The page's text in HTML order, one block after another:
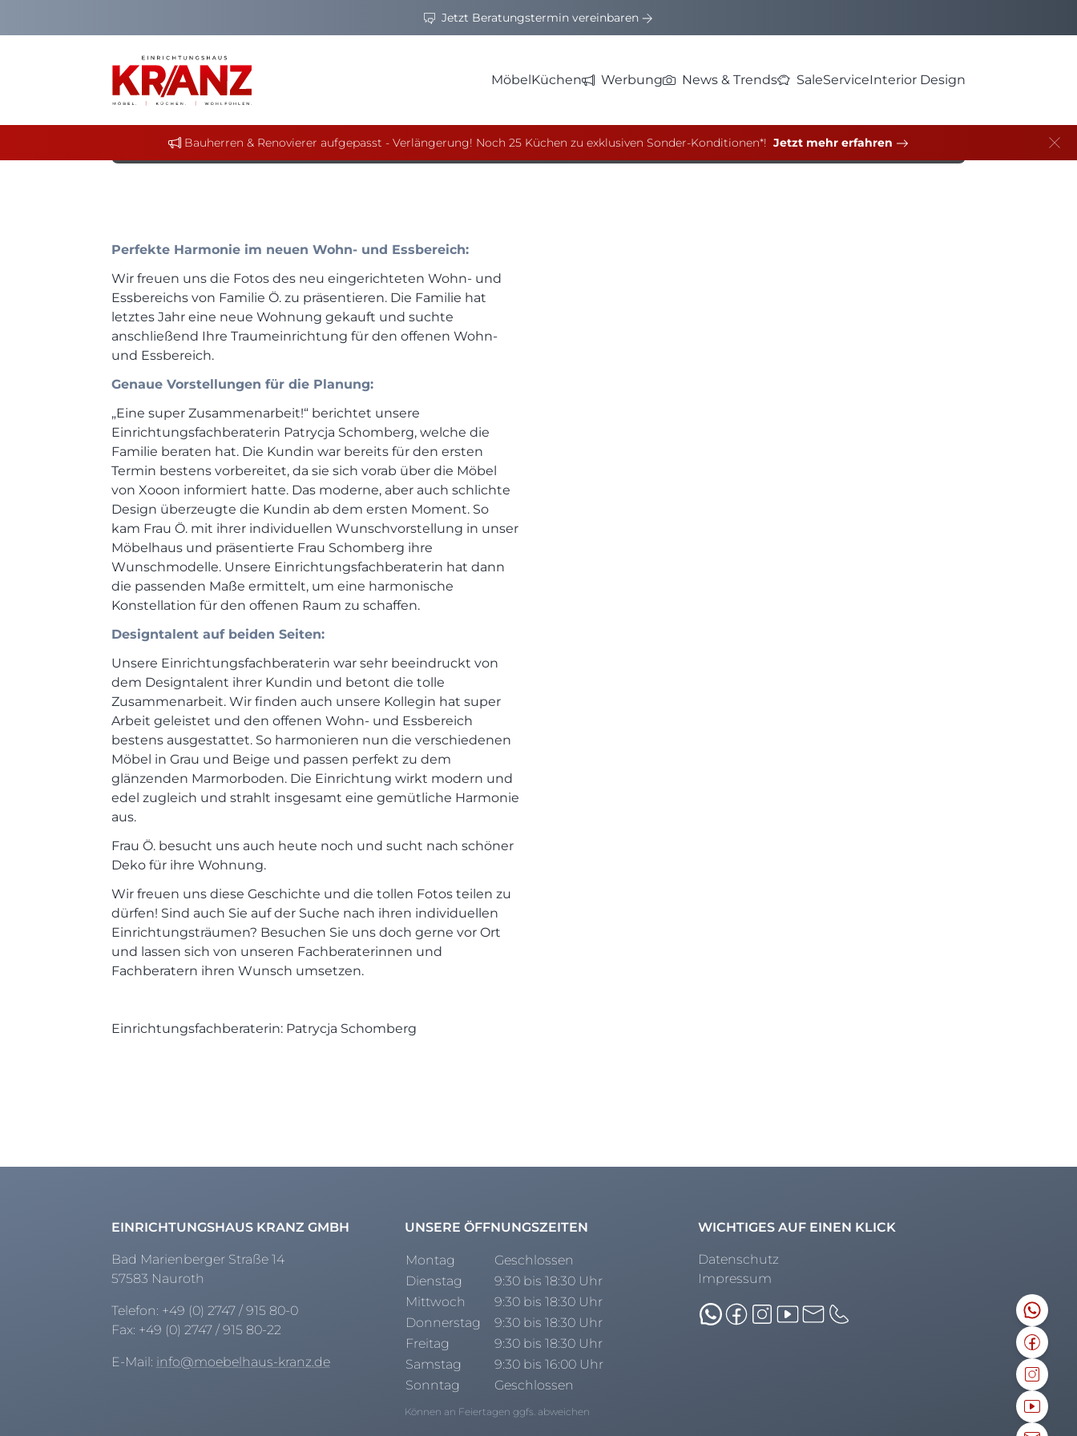
Jetzt Beratungstermin vereinbaren
MöbelKüchen Werbung News & Trends SaleServiceInterior Design
Bauherren & Renovierer aufgepasst - Verlängerung! Noch 25 Küchen zu exklusiven Sonder-Konditionen*! Jetzt mehr erfahren
8. November 2023
Wohntraum in Grau, Beige & Marmor
Perfekte Harmonie im neuen Wohn- und Essbereich:
Wir freuen uns die Fotos des neu eingerichteten Wohn- und
Essbereichs von Familie Ö. zu präsentieren. Die Familie hat
letztes Jahr eine neue Wohnung gekauft und suchte
anschließend Ihre Traumeinrichtung für den offenen Wohn-
und Essbereich.
Genaue Vorstellungen für die Planung:
„Eine super Zusammenarbeit!“ berichtet unsere
Einrichtungsfachberaterin Patrycja Schomberg, welche die
Familie beraten hat. Die Kundin war bereits für den ersten
Termin bestens vorbereitet, da sie sich vorab über die Möbel
von Xooon informiert hatte. Das moderne, aber auch schlichte
Design überzeugte die Kundin ab dem ersten Moment. So
kam Frau Ö. mit ihrer individuellen Wunschvorstellung in unser
Möbelhaus und präsentierte Frau Schomberg ihre
Wunschmodelle. Unsere Einrichtungsfachberaterin hat dann
die passenden Maße ermittelt, um eine harmonische
Konstellation für den offenen Raum zu schaffen.
Designtalent auf beiden Seiten:
Unsere Einrichtungsfachberaterin war sehr beeindruckt von
dem Designtalent ihrer Kundin und betont die tolle
Zusammenarbeit. Wir finden auch unsere Kollegin hat super
Arbeit geleistet und den offenen Wohn- und Essbereich
bestens ausgestattet. So harmonieren nun die verschiedenen
Möbel in Grau und Beige und passen perfekt zu dem
glänzenden Marmorboden. Die Einrichtung wirkt modern und
edel zugleich und strahlt insgesamt eine gemütliche Harmonie
aus.
Frau Ö. besucht uns auch heute noch und sucht nach schöner
Deko für ihre Wohnung.
Wir freuen uns diese Geschichte und die tollen Fotos teilen zu
dürfen! Sind auch Sie auf der Suche nach ihren individuellen
Einrichtungsträumen? Besuchen Sie uns doch gerne vor Ort
und lassen sich von unseren Fachberaterinnen und
Fachberatern ihren Wunsch umsetzen.
Einrichtungsfachberaterin: Patrycja Schomberg
EINRICHTUNGSHAUS KRANZ GMBH
Bad Marienberger Straße 14
57583 Nauroth
Telefon: +49 (0) 2747 / 915 80-0
Fax: +49 (0) 2747 / 915 80-22
E-Mail: info@moebelhaus-kranz.de
UNSERE ÖFFNUNGSZEITEN
Montag
Geschlossen
Dienstag
9:30 bis 18:30 Uhr
Mittwoch
9:30 bis 18:30 Uhr
Donnerstag
9:30 bis 18:30 Uhr
Freitag
9:30 bis 18:30 Uhr
Samstag
9:30 bis 16:00 Uhr
Sonntag
Geschlossen
Können an Feiertagen ggfs. abweichen
WICHTIGES AUF EINEN KLICK
Datenschutz
Impressum